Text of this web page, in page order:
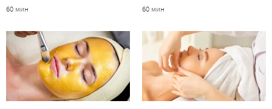
60 мин
60 мин